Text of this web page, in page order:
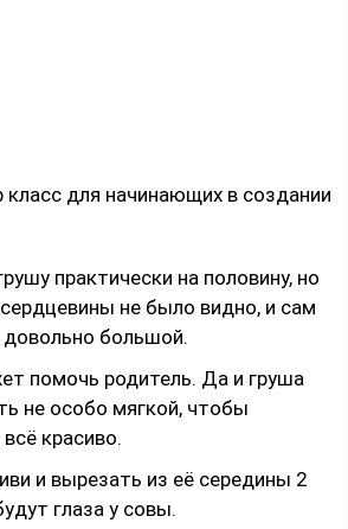
для начинающих в создании
практически на половину, но
не было видно, и сам
довольно большой.
помочь родитель. Да и груша
не особо мягкой, чтобы
красиво.
и вырезать из её середины 2
глаза у совы.